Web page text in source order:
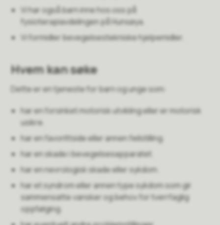
Vi har også barn inne hos oss på
fysioterapiavdelingen på Hunsøya.
Vi formidler bevegelsestekniske hjelpemidler.
Hvem kan søke
Dette er en tjeneste for barn og unge som:
har en forsinket motorisk utvikling eller er motorisk
usikre.
har en favorittside eller annen feilstilling.
har en skade i bevegelsesapparatet.
har en nevrologisk skade eller sykdom.
har et syndrom eller annen type sykdom som gir
sammensatte vansker og behov for tverrfaglig
oppfølging.